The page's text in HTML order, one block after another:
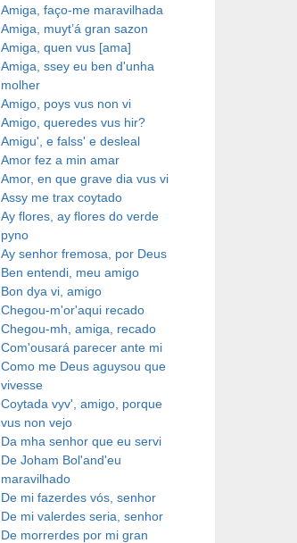
Amiga, faço-me maravilhada
Amiga, muyt’á gran sazon
Amiga, quen vus [ama]
Amiga, ssey eu ben d'unha
molher
Amigo, poys vus non vi
Amigo, queredes vus hir?
Amigu', e falss' e desleal
Amor fez a min amar
Amor, en que grave dia vus vi
Assy me trax coytado
Ay flores, ay flores do verde
pyno
Ay senhor fremosa, por Deus
Ben entendi, meu amigo
Bon dya vi, amigo
Chegou-m'or'aqui recado
Chegou-mh, amiga, recado
Com'ousará parecer ante mi
Como me Deus aguysou que
vivesse
Coytada vyv', amigo, porque
vus non vejo
Da mha senhor que eu servi
De Joham Bol'and'eu
maravilhado
De mi fazerdes vós, senhor
De mi valerdes seria, senhor
De morrerdes por mi gran